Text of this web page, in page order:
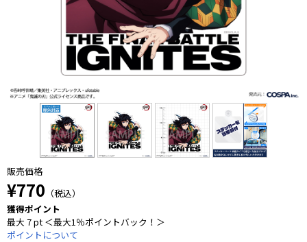
販売価格
¥770 （税込）
獲得ポイント
最大 7 pt ＜最大1％ポイントバック！＞
ポイントについて